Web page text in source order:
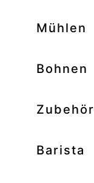
Mühlen
–
Bohnen
–
Zubehör
Barista